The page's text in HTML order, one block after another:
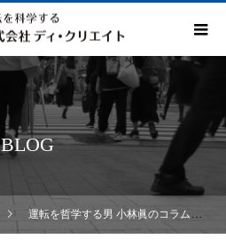
BLOG
運転を哲学する男 小林眞のコラム 74.管理者の仕事